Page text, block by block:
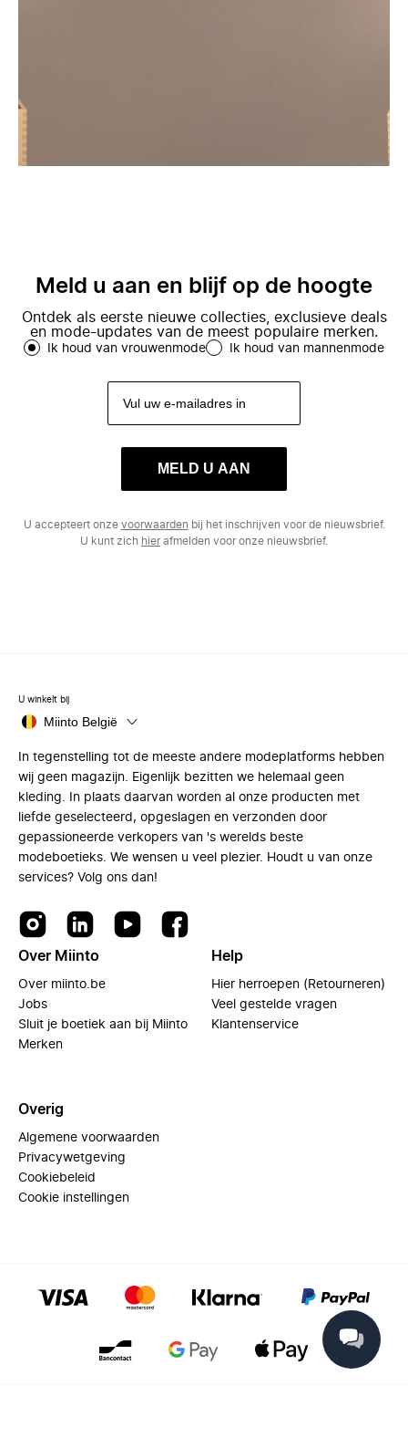
Meld u aan en blijf op de hoogte
Ontdek als eerste nieuwe collecties, exclusieve deals
en mode-updates van de meest populaire merken.
Ik houd van vrouwenmode Ik houd van mannenmode
MELD U AAN
U accepteert onze voorwaarden bij het inschrijven voor de nieuwsbrief.
U kunt zich hierafmelden voor onze nieuwsbrief.
U winkelt bij
Miinto België
In tegenstelling tot de meeste andere modeplatforms hebben
wij geen magazijn. Eigenlijk bezitten we helemaal geen
kleding. In plaats daarvan worden al onze producten met
liefde geselecteerd, opgeslagen en verzonden door
gepassioneerde verkopers van 's werelds beste
modeboetieks. We wensen u veel plezier. Houdt u van onze
services? Volg ons dan!
Over Miinto
Over miinto.be
Jobs
Sluit je boetiek aan bij Miinto
Merken
Help
Hier herroepen (Retourneren)
Veel gestelde vragen
Klantenservice
Overig
Algemene voorwaarden
Privacywetgeving
Cookiebeleid
Cookie instellingen